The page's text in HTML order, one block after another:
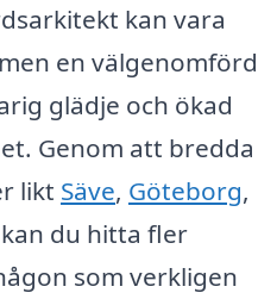
kan vara
en välgenomförd
glädje och ökad
Genom att bredda
likt Säve, Göteborg,
du hitta fler
som verkligen